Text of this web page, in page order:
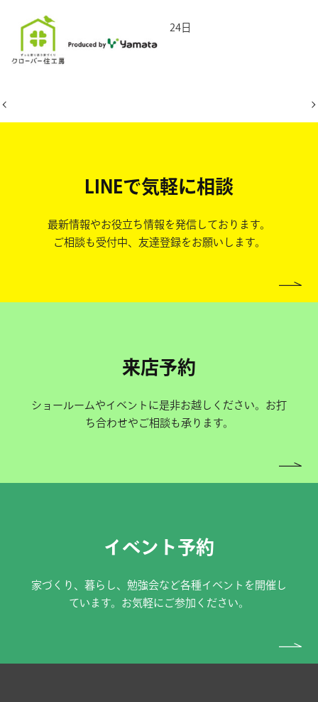
2026年6月24日
LINEで気軽に相談
最新情報やお役立ち情報を発信しております。
ご相談も受付中、友達登録をお願いします。
来店予約
ショールームやイベントに是非お越しください。お打
ち合わせやご相談も承ります。
イベント予約
家づくり、暮らし、勉強会など各種イベントを開催し
ています。お気軽にご参加ください。